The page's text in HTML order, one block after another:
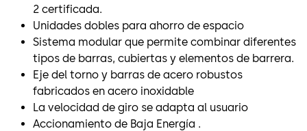
2 certificada.
Unidades dobles para ahorro de espacio
Sistema modular que permite combinar diferentes
tipos de barras, cubiertas y elementos de barrera.
Eje del torno y barras de acero robustos
fabricados en acero inoxidable
La velocidad de giro se adapta al usuario
Accionamiento de Baja Energía .